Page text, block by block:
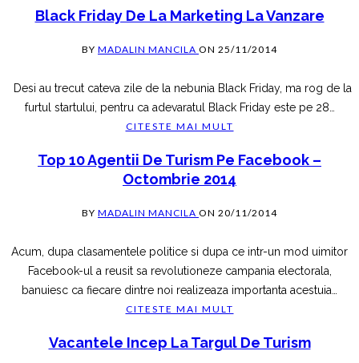
Black Friday De La Marketing La Vanzare
BY MADALIN MANCILA ON 25/11/2014
Desi au trecut cateva zile de la nebunia Black Friday, ma rog de la
furtul startului, pentru ca adevaratul Black Friday este pe 28
CITESTE MAI MULT
Top 10 Agentii De Turism Pe Facebook –
Octombrie 2014
BY MADALIN MANCILA ON 20/11/2014
Acum, dupa clasamentele politice si dupa ce intr-un mod uimitor
Facebook-ul a reusit sa revolutioneze campania electorala,
banuiesc ca fiecare dintre noi realizeaza importanta acestuia
CITESTE MAI MULT
Vacantele Incep La Targul De Turism